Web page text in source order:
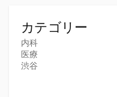
カテゴリー
内科
医療
渋谷